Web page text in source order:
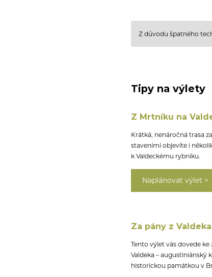
Z důvodu špatného
Tipy na výlety
Z Mrtníku na
Krátká, nenáročná trasa
staveními objevíte i
k Valdeckému rybníku.
Naplánovat výlet >
Za pány z Valdeka
Tento výlet vás dovede
Valdeka – augustiniánský
historickou památkou v